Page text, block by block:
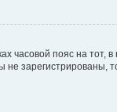
часовой пояс на тот, в
не зарегистрированы,